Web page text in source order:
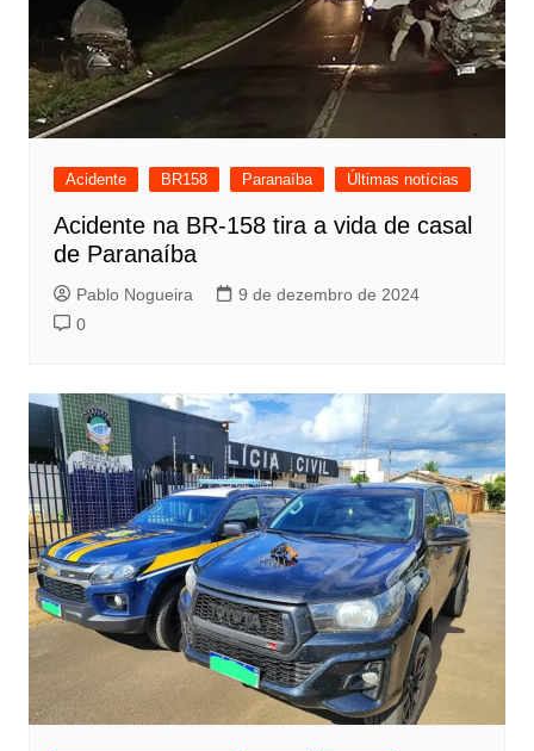
Acidente BR158 Paranaíba Últimas notícias
Acidente na BR-158 tira a vida de casal
de Paranaíba
Pablo Nogueira
9 de dezembro de 2024
0